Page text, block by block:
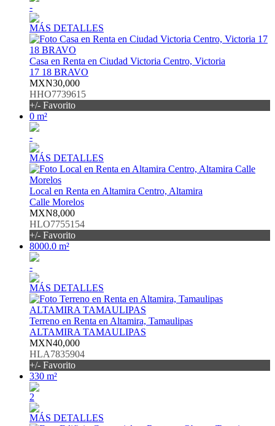
-
MÁS DETALLES
Casa en Renta en Ciudad Victoria Centro, Victoria
17 18 BRAVO
MXN30,000
HHO7739615
+/- Favorito
0 m²
-
MÁS DETALLES
Local en Renta en Altamira Centro, Altamira
Calle Morelos
MXN8,000
HLO7755154
+/- Favorito
8000.0 m²
-
MÁS DETALLES
Terreno en Renta en Altamira, Tamaulipas
ALTAMIRA TAMAULIPAS
MXN40,000
HLA7835904
+/- Favorito
330 m²
2
MÁS DETALLES